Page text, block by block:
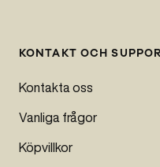
KONTAKT OCH
Kontakta oss
Vanliga frågor
Köpvillkor